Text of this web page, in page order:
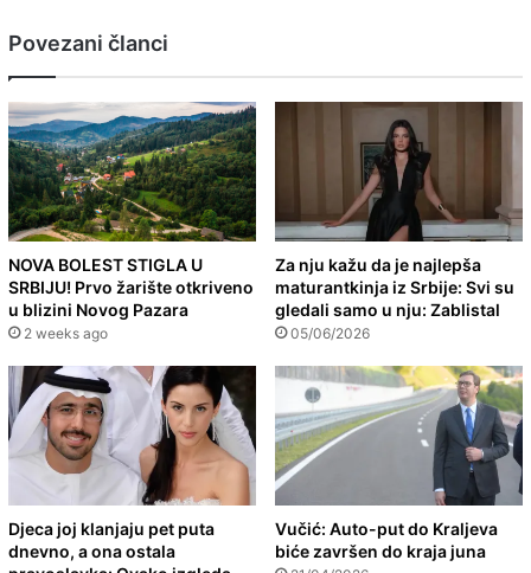
Povezani članci
NOVA BOLEST STIGLA U
SRBIJU! Prvo žarište otkriveno
u blizini Novog Pazara
2 weeks ago
Za nju kažu da je najlepša
maturantkinja iz Srbije: Svi su
gledali samo u nju: Zablistal
05/06/2026
Djeca joj klanjaju pet puta
dnevno, a ona ostala
Vučić: Auto-put do Kraljeva
biće završen do kraja juna